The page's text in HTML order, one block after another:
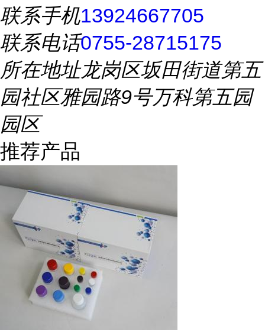
联系手机13924667705
联系电话0755-28715175
所在地址龙岗区坂田街道第五
园社区雅园路9号万科第五园
园区
推荐产品